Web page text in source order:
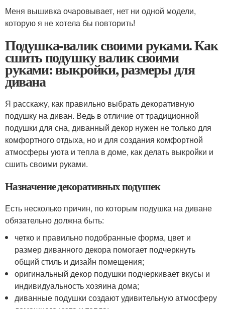
Меня вышивка очаровывает, нет ни одной модели,
которую я не хотела бы повторить!
Подушка-валик своими руками. Как
сшить подушку валик своими
руками: выкройки, размеры для
дивана
Я расскажу, как правильно выбрать декоративную
подушку на диван. Ведь в отличие от традиционной
подушки для сна, диванный декор нужен не только для
комфортного отдыха, но и для создания комфортной
атмосферы уюта и тепла в доме, как делать выкройки и
сшить своими руками.
Назначение декоративных подушек
Есть несколько причин, по которым подушка на диване
обязательно должна быть:
четко и правильно подобранные форма, цвет и
размер диванного декора помогает подчеркнуть
общий стиль и дизайн помещения;
оригинальный декор подушки подчеркивает вкусы и
индивидуальность хозяина дома;
диванные подушки создают удивительную атмосферу